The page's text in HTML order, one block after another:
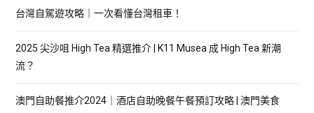
台灣自駕遊攻略｜一次看懂台灣租車！
2025 尖沙咀 High Tea 精選推介 | K11 Musea 成 High Tea 新潮
流？
澳門自助餐推介2024｜酒店自助晚餐午餐預訂攻略 | 澳門美食